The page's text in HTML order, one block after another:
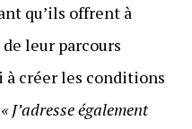
qu’ils offrent à
leur parcours
créer les conditions
« J’adresse également